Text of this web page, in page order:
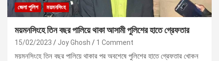
জেলা পুলিশ ময়মনসিংহ
ময়মনসিংহে তিন বছর পালিয়ে থাকা আসামী পুলিশের হাতে গ্রেফতার
15/02/2023 Joy Ghosh 1 Comment
ময়মনসিংহে তিন বছর পালিয়ে থাকার পর অবশেষে পুলিশের হাতে গ্রেফতার খোকন